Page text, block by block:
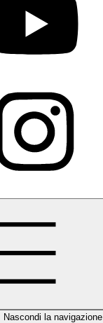
Nascondi la navigazione